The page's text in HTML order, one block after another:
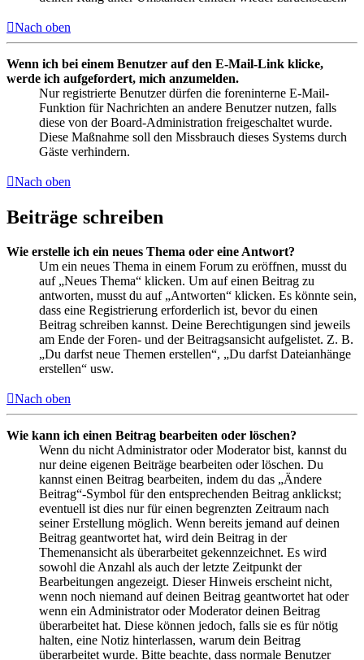
Nach oben
Wenn ich bei einem Benutzer auf den E-Mail-Link klicke,
werde ich aufgefordert, mich anzumelden.
Nur registrierte Benutzer dürfen die foreninterne E-Mail-
Funktion für Nachrichten an andere Benutzer nutzen, falls
diese von der Board-Administration freigeschaltet wurde.
Diese Maßnahme soll den Missbrauch dieses Systems durch
Gäste verhindern.
Nach oben
Beiträge schreiben
Wie erstelle ich ein neues Thema oder eine Antwort?
Um ein neues Thema in einem Forum zu eröffnen, musst du
auf „Neues Thema“ klicken. Um auf einen Beitrag zu
antworten, musst du auf „Antworten“ klicken. Es könnte sein,
dass eine Registrierung erforderlich ist, bevor du einen
Beitrag schreiben kannst. Deine Berechtigungen sind jeweils
am Ende der Foren- und der Beitragsansicht aufgelistet. Z. B.
„Du darfst neue Themen erstellen“, „Du darfst Dateianhänge
erstellen“ usw.
Nach oben
Wie kann ich einen Beitrag bearbeiten oder löschen?
Wenn du nicht Administrator oder Moderator bist, kannst du
nur deine eigenen Beiträge bearbeiten oder löschen. Du
kannst einen Beitrag bearbeiten, indem du das „Ändere
Beitrag“-Symbol für den entsprechenden Beitrag anklickst;
eventuell ist dies nur für einen begrenzten Zeitraum nach
seiner Erstellung möglich. Wenn bereits jemand auf deinen
Beitrag geantwortet hat, wird dein Beitrag in der
Themenansicht als überarbeitet gekennzeichnet. Es wird
sowohl die Anzahl als auch der letzte Zeitpunkt der
Bearbeitungen angezeigt. Dieser Hinweis erscheint nicht,
wenn noch niemand auf deinen Beitrag geantwortet hat oder
wenn ein Administrator oder Moderator deinen Beitrag
überarbeitet hat. Diese können jedoch, falls sie es für nötig
halten, eine Notiz hinterlassen, warum dein Beitrag
überarbeitet wurde. Bitte beachte, dass normale Benutzer